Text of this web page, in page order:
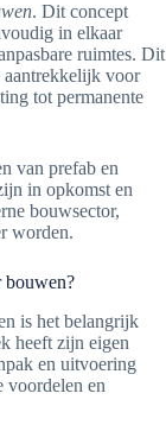
. Dit concept
in elkaar
ruimtes. Dit
aantrekkelijk voor
tot permanente
van prefab en
in opkomst en
bouwsector,
worden.
bouwen?
is het belangrijk
heeft zijn eigen
en uitvoering
voordelen en